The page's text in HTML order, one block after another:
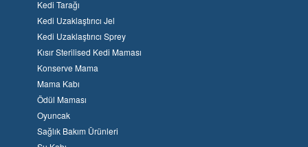
Kedi Tarağı
Kedi Uzaklaştırıcı Jel
Kedi Uzaklaştırıcı Sprey
Kısır Sterilised Kedi Maması
Konserve Mama
Mama Kabı
Ödül Maması
Oyuncak
Sağlık Bakım Ürünleri